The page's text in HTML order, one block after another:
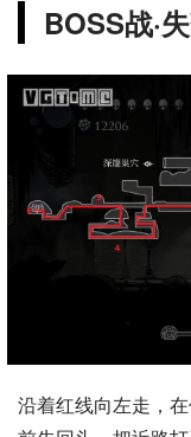
BOSS战·
沿着红线向左走，